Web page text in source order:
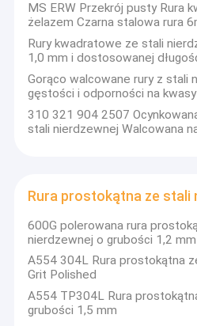
Spawana rura ze stali
Blacha ze stali węglowej
Stal stopowa niklu
Rury bez szwu ze stali
Rura kwadratowa ze stali
Rura prostokątna ze stali
Okrągły pręt SS
SS Square Bar
MS ERW Przekrój pusty Rura
żelazem Czarna stalowa rura
Rury kwadratowe ze stali
1,0 mm i dostosowanej
Gorąco walcowane rury z stali
gęstości i odporności na
310 321 904 2507
stali nierdzewnej Walcowana
Rura prostokątna ze stali
600G polerowana rura
nierdzewnej o grubości 1,2
A554 304L Rura prostokątna
Grit Polished
A554 TP304L Rura
grubości 1,5 mm
różowe, bez odcisków
płyty ze stali nierdzewnej.
Złóż do obróbki: rynna
cięcia i inne
"takie same produkty jak
jakość jak cena, taką
usługę jak wiarygodność
Zobowiązanie: zapewnić
na pierwszym miejscu,
różnorodność,